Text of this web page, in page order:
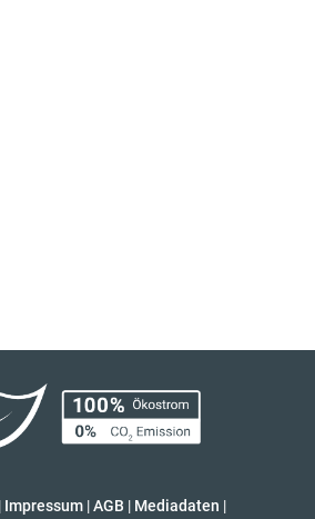
| Impressum |AGB | Mediadaten |